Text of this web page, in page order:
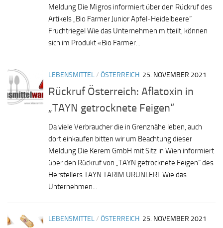
Meldung Die Migros informiert über den Rückruf des
Artikels „Bio Farmer Junior Apfel-Heidelbeere“
Fruchtriegel Wie das Unternehmen mitteilt, können
sich im Produkt «Bio Farmer...
LEBENSMITTEL/ ÖSTERREICH 25. NOVEMBER 2021
Rückruf Österreich: Aflatoxin in
„TAYN getrocknete Feigen“
Da viele Verbraucher die in Grenznähe leben, auch
dort einkaufen bitten wir um Beachtung dieser
Meldung Die Kerem GmbH mit Sitz in Wien informiert
über den Rückruf von „TAYN getrocknete Feigen“ des
Herstellers TAYN TARIM ÜRÜNLERI. Wie das
Unternehmen...
LEBENSMITTEL/ ÖSTERREICH 25. NOVEMBER 2021